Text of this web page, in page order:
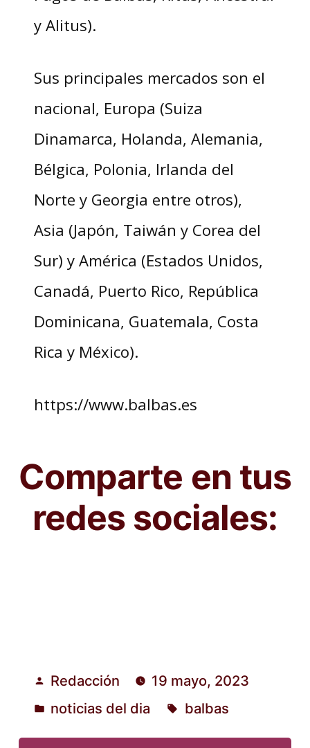
y Alitus).
Sus principales mercados son el
nacional, Europa (Suiza
Dinamarca, Holanda, Alemania,
Bélgica, Polonia, Irlanda del
Norte y Georgia entre otros),
Asia (Japón, Taiwán y Corea del
Sur) y América (Estados Unidos,
Canadá, Puerto Rico, República
Dominicana, Guatemala, Costa
Rica y México).
https://www.balbas.es
Comparte en tus
redes sociales:
Publicado
por
Redacción 19 mayo, 2023
Publicado
en
noticias del dia balbas